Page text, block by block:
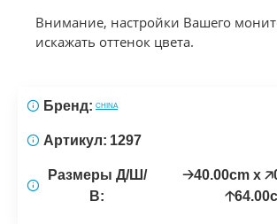
Внимание, настройки Вашего
искажать оттенок цвета.
Бренд: CHINA
Артикул: 1297
Размеры Д/Ш/
В:
🡢40.00cm x